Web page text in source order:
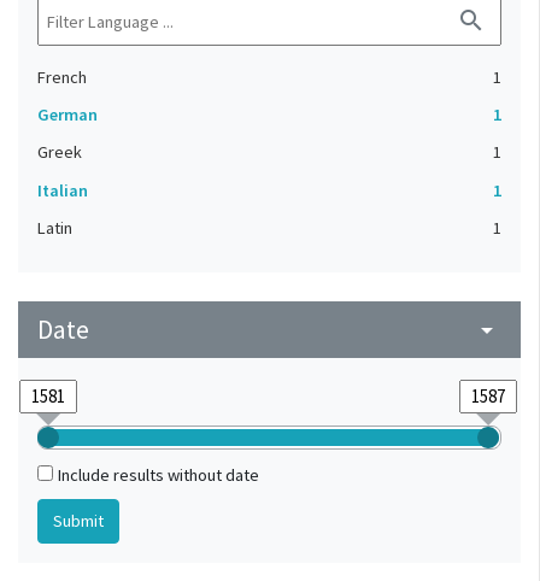
search
French
1
German
1
Greek
1
Italian
1
Latin
1
Date arrow_drop_down
Include results without date